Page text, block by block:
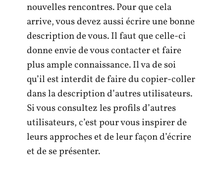
nouvelles rencontres. Pour que cela
arrive, vous devez aussi écrire une bonne
description de vous. Il faut que celle-ci
donne envie de vous contacter et faire
plus ample connaissance. Il va de soi
qu’il est interdit de faire du copier-coller
dans la description d’autres utilisateurs.
Si vous consultez les profils d’autres
utilisateurs, c’est pour vous inspirer de
leurs approches et de leur façon d’écrire
et de se présenter.